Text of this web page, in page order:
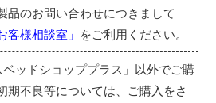
品のお問い合わせにつきまして
客様相談室」 をご利用ください。
ッドショッププラス」以外でご購
期不良等については、ご購入をさ